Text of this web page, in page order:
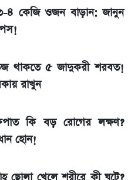
নতুন দাম
নতুন এসএমএস
চূড়ান্ত, স্কুলে ভর্তি
ইন্স্যুরেন্স, ছয় মাসের
৪ কেজি ওজন বাড়ান: জানুন
থাকতে ৫ জাদুকরী শরবত!
রাখুন
কি বড় রোগের লক্ষণ?
হোন!